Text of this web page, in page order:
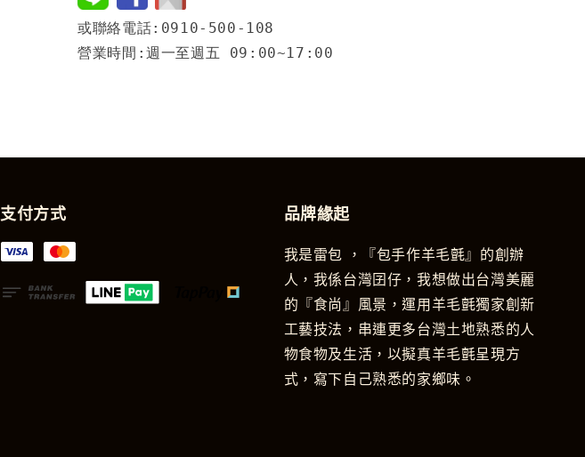
或聯絡電話:0910-500-108
營業時間:週一至週五 09:00~17:00
支付方式 品牌緣起
我是雷包 ，『包手作羊毛氈』的創辦
人，我係台灣囝仔，我想做出台灣美麗
的『食尚』風景，運用羊毛氈獨家創新
工藝技法，串連更多台灣土地熟悉的人
物食物及生活，以擬真羊毛氈呈現方
式，寫下自己熟悉的家鄉味。